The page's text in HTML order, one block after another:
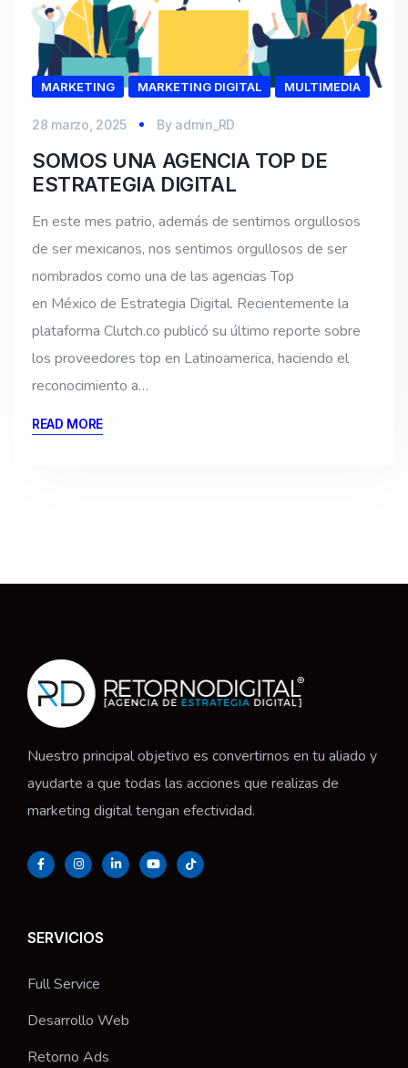
MARKETING MARKETING DIGITAL MULTIMEDIA
28 marzo, 2025 By admin_RD
SOMOS UNA AGENCIA TOP DE
ESTRATEGIA DIGITAL
En este mes patrio, además de sentirnos orgullosos
de ser mexicanos, nos sentimos orgullosos de ser
nombrados como una de las agencias Top
en México de Estrategia Digital. Recientemente la
plataforma Clutch.co publicó su último reporte sobre
los proveedores top en Latinoamerica, haciendo el
reconocimiento a…
READ MORE
Nuestro principal objetivo es convertirnos en tu aliado y
ayudarte a que todas las acciones que realizas de
marketing digital tengan efectividad.
SERVICIOS
Full Service
Desarrollo Web
Retorno Ads